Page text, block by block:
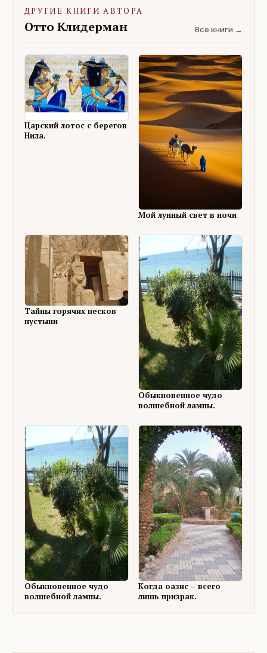
ДРУГИЕ КНИГИ АВТОРА
Отто Клидерман Все книги →
Царский лотос с берегов
Нила.
Мой лунный свет в ночи
Тайны горячих песков
пустыни
Обыкновенное чудо
волшебной лампы.
Обыкновенное чудо
волшебной лампы.
Когда оазис – всего
лишь призрак.